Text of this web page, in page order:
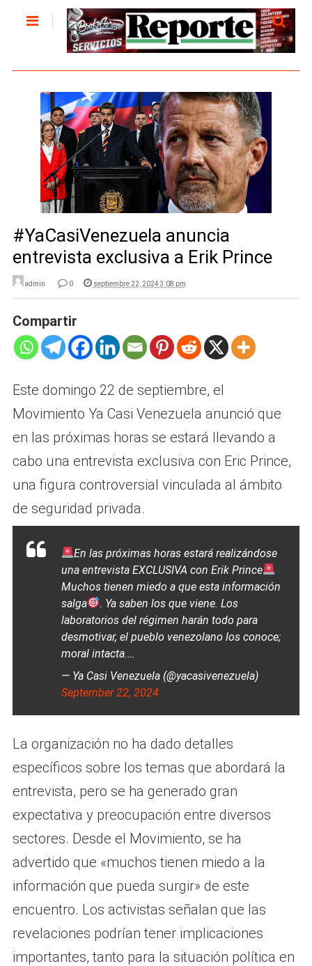
#YaCasiVenezuela anuncia
entrevista exclusiva a Erik Prince
admin 0 septiembre 22, 2024 3:08 pm
Compartir
Este domingo 22 de septiembre, el
Movimiento Ya Casi Venezuela anunció que
en las próximas horas se estará llevando a
cabo una entrevista exclusiva con Eric Prince,
una figura controversial vinculada al ámbito
de seguridad privada.
En las próximas horas estará realizándose
una entrevista EXCLUSIVA con Erik Prince
Muchos tienen miedo a que esta información
salga
. Ya saben los que viene. Los
laboratorios del régimen harán todo para
desmotivar, el pueblo venezolano los conoce;
moral intacta.…
— Ya Casi Venezuela (@yacasivenezuela)
September 22, 2024
La organización no ha dado detalles
específicos sobre los temas que abordará la
entrevista, pero se ha generado gran
expectativa y preocupación entre diversos
sectores. Desde el Movimiento, se ha
advertido que «muchos tienen miedo a la
información que pueda surgir» de este
encuentro. Los activistas señalan que las
revelaciones podrían tener implicaciones
importantes, tanto para la situación política en